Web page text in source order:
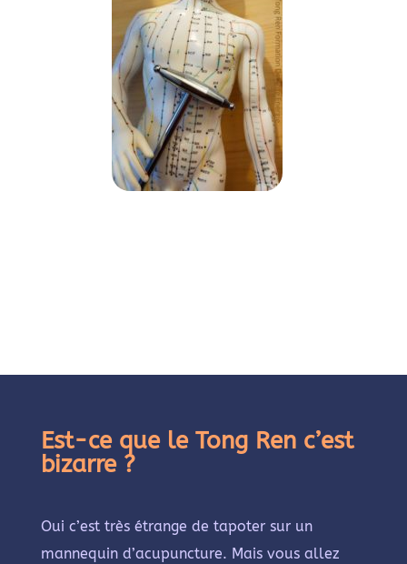
Est-ce que le Tong Ren c’est
bizarre ?
Oui c’est très étrange de tapoter sur un
mannequin d’acupuncture. Mais vous allez